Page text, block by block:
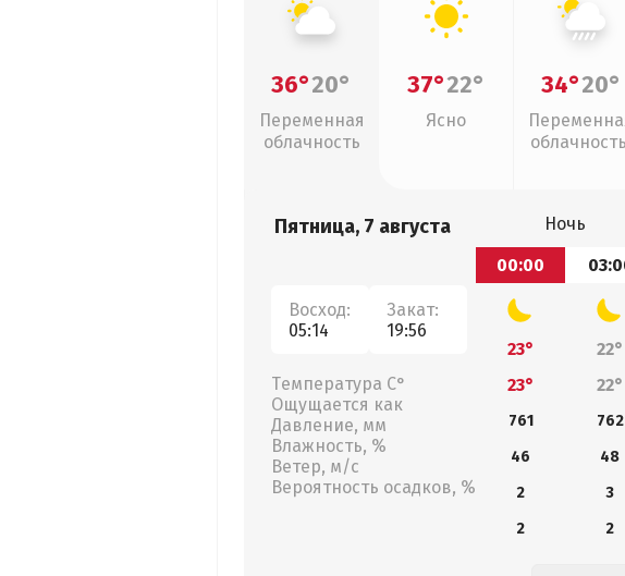
36°20°
Переменная
облачность
37°22°
Ясно
34°20°
Пятница, 7 августа
Восход:
05:14
Закат:
19:56
Температура С°
Ощущается как
Давление, мм
Влажность, %
Ветер, м/с
Вероятность осадков, %
Ночь
00:00
23° 22°
23°
22°
761 762
46
48
2
3
2
2